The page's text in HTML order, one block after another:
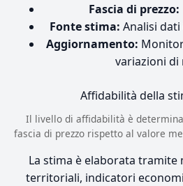
Fascia di prezzo:
Fonte stima: Analisi
Aggiornamento:
variazioni di
Affidabilità della
Il livello di affidabilità è
fascia di prezzo rispetto al valore
La stima è elaborata
territoriali, indicatori